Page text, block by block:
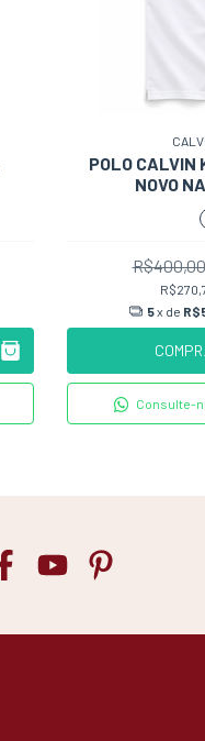
POLO CALVIN
NOVO
R$400,00
5x de
Consulte-